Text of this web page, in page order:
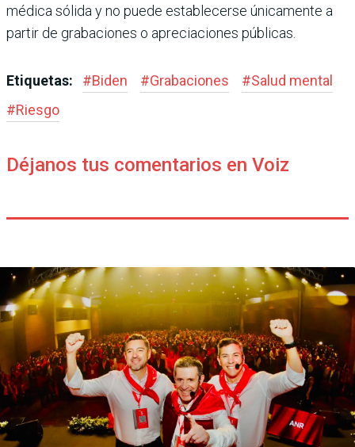
médica sólida y no puede establecerse únicamente a
partir de grabaciones o apreciaciones públicas.
Etiquetas: #Biden #Grabaciones #Salud mental
#Riesgo
Déjanos tus comentarios en Voiz